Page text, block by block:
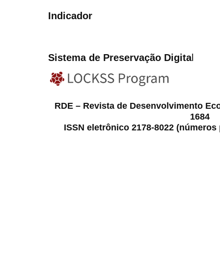
Indicador
Sistema de Preservação Digital
RDE – Revista de Desenvolvimento
1684
ISSN eletrônico 2178-8022